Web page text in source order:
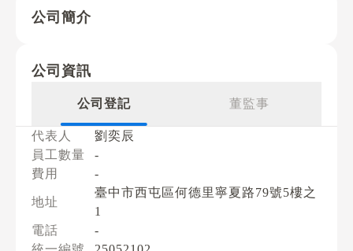
公司簡介
公司資訊
公司登記 董監事
代表人
劉奕辰
員工數量
-
費用
-
地址
臺中市西屯區何德里寧夏路79號5樓之
1
電話
-